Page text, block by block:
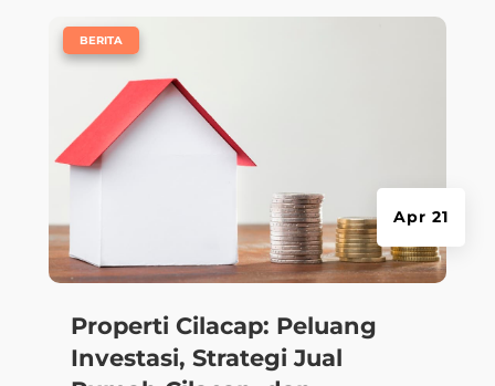
Properti Cilacap: Peluang
Investasi, Strategi Jual
Apr 21
BERITA